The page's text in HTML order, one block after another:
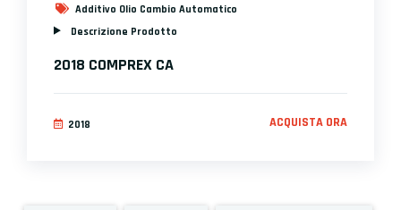
Additivo Olio Cambio Automatico
Descrizione Prodotto
2018 COMPREX CA
2018 ACQUISTA ORA